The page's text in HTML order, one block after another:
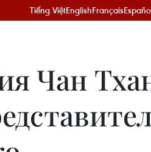
Tiếng ViệtEnglishFrançais
Чан